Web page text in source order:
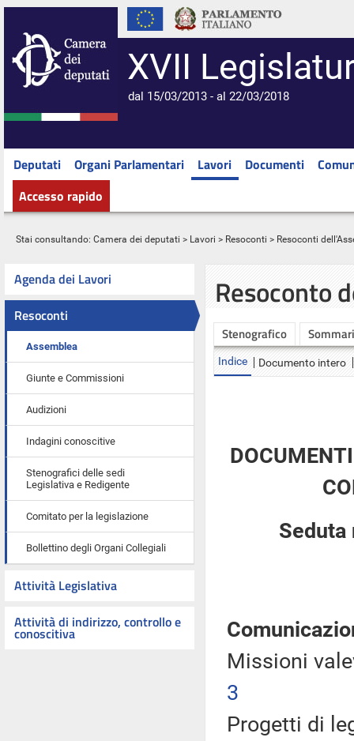
XVII
dal 15/03/2013 - al 22/03/2018
Deputati Organi Parlamentari Lavori Documenti
Accesso rapido
Stai consultando: Camera dei deputati > Lavori > Resoconti > Resoconti
Agenda dei Lavori
Resoconti
Assemblea
Giunte e Commissioni
Audizioni
Indagini conoscitive
Stenografici delle sedi
Legislativa e Redigente
Comitato per la legislazione
Bollettino degli Organi Collegiali
Attività Legislativa
Attività di indirizzo, controllo e
conoscitiva
Resoconto
Stenografico
Indice Documento intero
Seduta
Missioni
3
Progetti di